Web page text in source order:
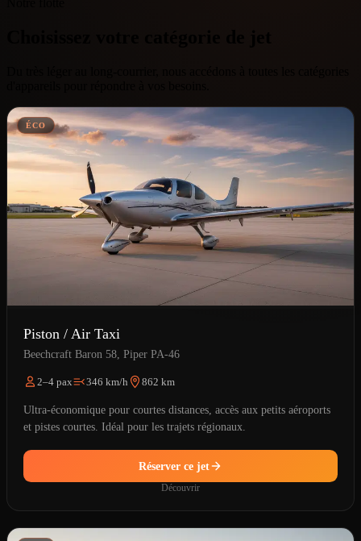
ÉCO
Piston / Air Taxi
Beechcraft Baron 58, Piper PA-46
2–4 pax 346 km/h 862 km
Ultra-économique pour courtes distances, accès aux petits aéroports
et pistes courtes. Idéal pour les trajets régionaux.
Réserver ce jet
Découvrir